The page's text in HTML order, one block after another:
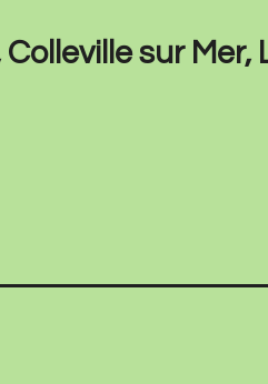
sur Mer,